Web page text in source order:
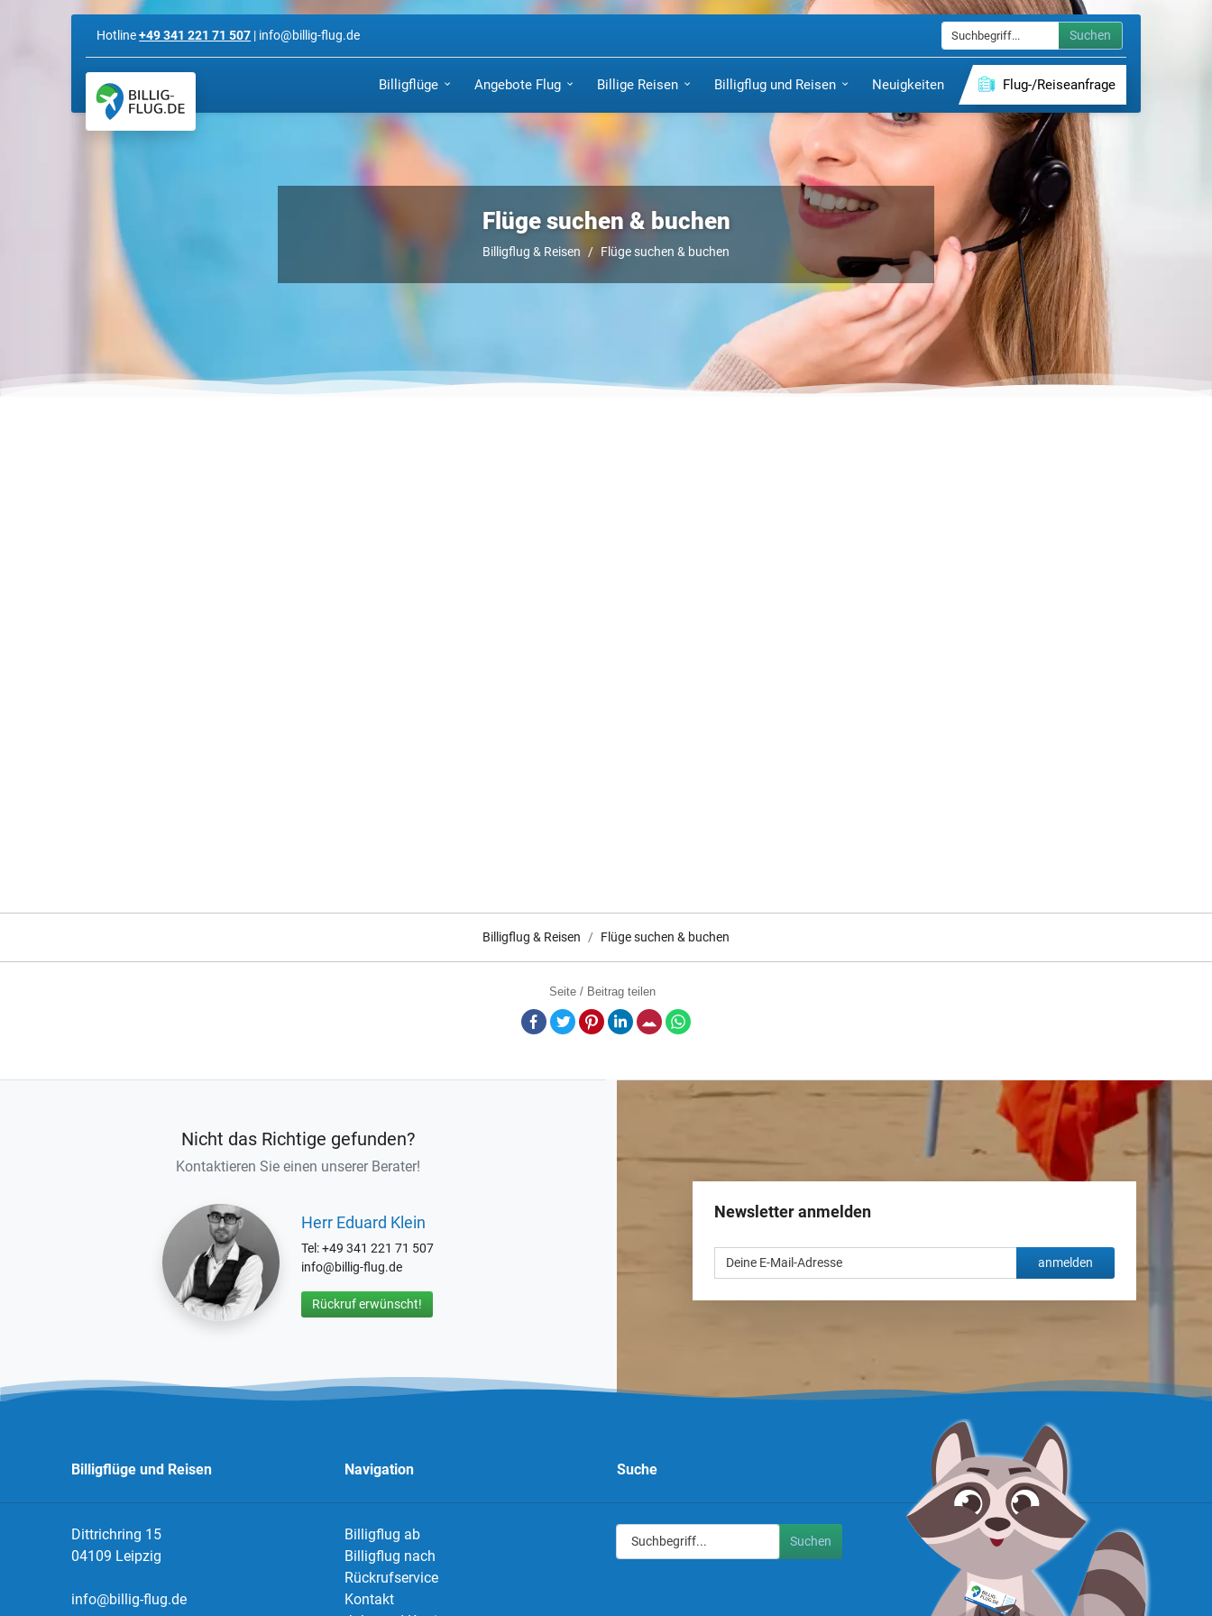
Hotline+49 341 221 71 507 | info@billig-flug.de Suchen
Billigflüge Angebote Flug Billige Reisen Billigflug und Reisen Neuigkeiten Flug-/Reiseanfrage
Flüge suchen & buchen
Billigflug & Reisen Flüge suchen & buchen
Billigflug & Reisen Flüge suchen & buchen
Seite / Beitrag teilen
Facebook
TwitterPinterestLinkedInE-Mail
Nicht das Richtige gefunden?
Kontaktieren Sie einen unserer Berater!
Herr Eduard Klein
Tel: +49 341 221 71 507
info@billig-flug.de
Rückruf erwünscht!
Newsletter anmelden
anmelden
Billigflüge und Reisen
Dittrichring 15
04109 Leipzig
info@billig-flug.de
Navigation
Billigflug ab
Billigflug nach
Rückrufservice
Kontakt
Suche
Suchen